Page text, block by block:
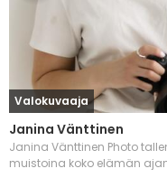
Valokuvaaja
Janina Vänttinen
Janina Vänttinen Photo
muistoina koko elämän